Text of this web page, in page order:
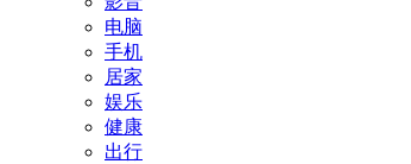
电脑
手机
居家
娱乐
健康
出行